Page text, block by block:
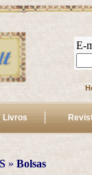
E-
Livros
» Bolsas